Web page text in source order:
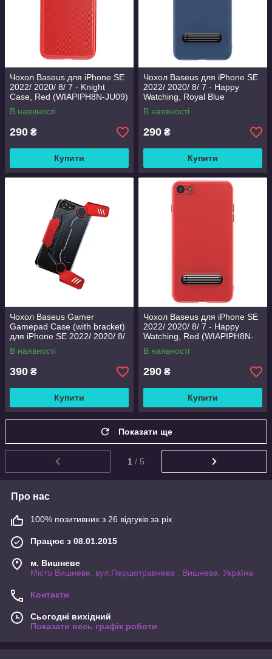
Чохол Baseus для iPhone SE
2022/ 2020/ 8/ 7 - Knight
Case, Red (WIAPIPH8N-JU09)
В наявності
290 ₴
Купити
Чохол Baseus для iPhone SE
2022/ 2020/ 8/ 7 - Happy
Watching, Royal Blue
(WIAPIPH8N-LS15)
В наявності
290 ₴
Купити
Чохол Baseus Gamer
Gamepad Case (with bracket)
для iPhone SE 2022/ 2020/ 8/
7, Red (WIAPGM-A02)
В наявності
390 ₴
Купити
Чохол Baseus для iPhone SE
2022/ 2020/ 8/ 7 - Happy
Watching, Red (WIAPIPH8N-
LS09)
В наявності
290 ₴
Купити
Показати ще
1 / 5
Про нас
100% позитивних з 26 відгуків за рік
Працює з 08.01.2015
м. Вишневе
Місто Вишневе, вул.Першотравнева , Вишневе, Україна
Контакти
Сьогодні вихідний
Показати весь графік роботи